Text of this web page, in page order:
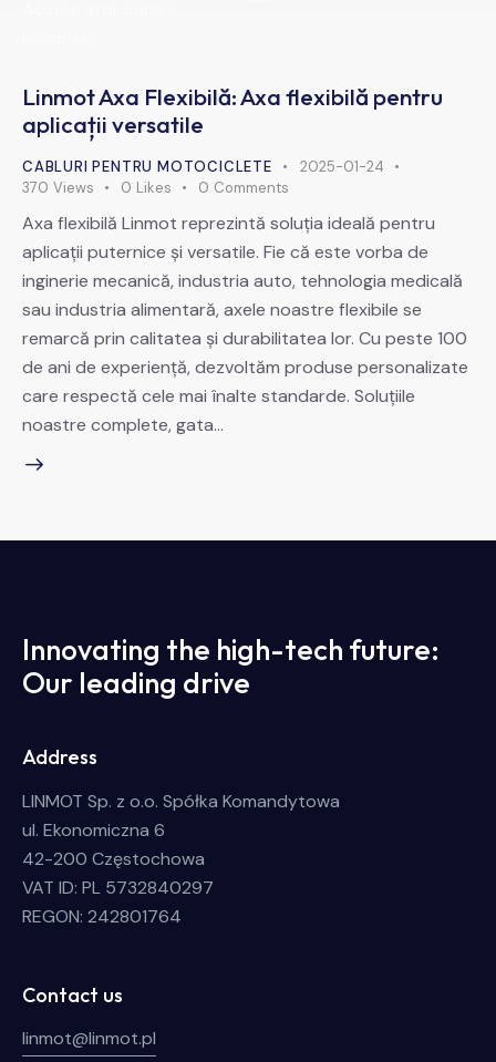
Linmot Axa Flexibilă: Axa flexibilă pentru
aplicații versatile
CABLURI PENTRU MOTOCICLETE
2025-01-24
370 Views 0 Likes 0 Comments
Axa flexibilă Linmot reprezintă soluția ideală pentru
aplicații puternice și versatile. Fie că este vorba de
inginerie mecanică, industria auto, tehnologia medicală
sau industria alimentară, axele noastre flexibile se
remarcă prin calitatea și durabilitatea lor. Cu peste 100
de ani de experiență, dezvoltăm produse personalizate
care respectă cele mai înalte standarde. Soluțiile
noastre complete, gata…
Innovating the high-tech future:
Our leading drive
Address
LINMOT Sp. z o.o. Spółka Komandytowa
ul. Ekonomiczna 6
42-200 Częstochowa
VAT ID: PL 5732840297
REGON: 242801764
Contact us
linmot@linmot.pl